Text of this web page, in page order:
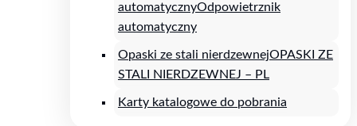
automatycznyOdpowietrznik
automatyczny
Opaski ze stali nierdzewnejOPASKI ZE
STALI NIERDZEWNEJ – PL
Karty katalogowe do pobrania